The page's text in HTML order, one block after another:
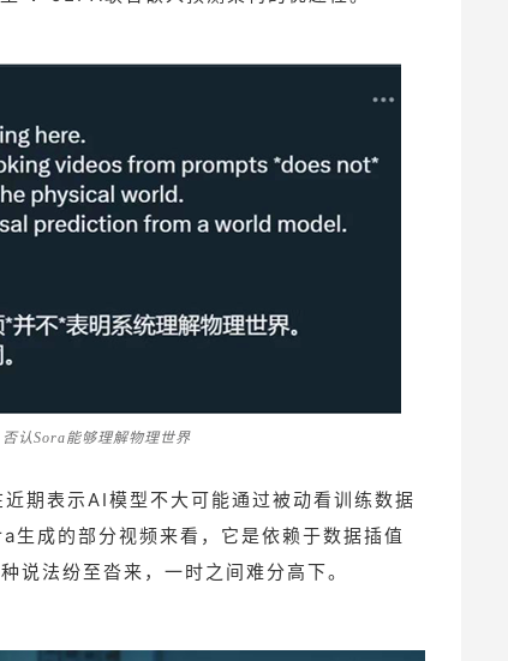
认Sora能够理解物理世界
期表示AI模型不大可能通过被动看训练数据
成的部分视频来看，它是依赖于数据插值
法纷至沓来，一时之间难分高下。